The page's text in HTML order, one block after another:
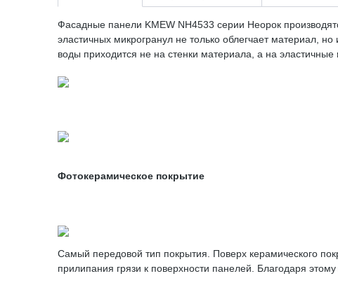
Фасадные панели KMEW NH4533 серии Неорок
эластичных микрогранул не только облегчает материал,
воды приходится не на стенки материала, а на
Фотокерамическое покрытие
Самый передовой тип покрытия. Поверх керамического
прилипания грязи к поверхности панелей. Благодаря